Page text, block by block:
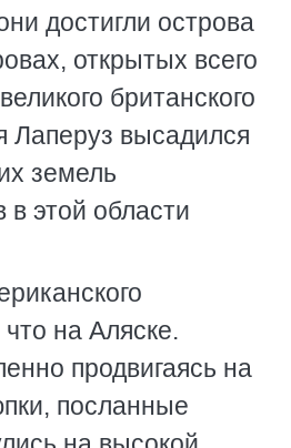
достигли острова
открытых всего
британского
Лаперуз высадился
земель
этой области
на Аляске.
продвигаясь на
посланные